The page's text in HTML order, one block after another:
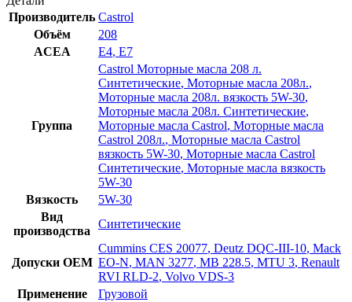
Производитель Castrol
Объём
208
ACEA
E4, E7
Группа
Castrol Моторные масла 208 л.
Синтетические, Моторные масла 208л.,
Моторные масла 208л. вязкость 5W-30,
Моторные масла 208л. Синтетические,
Моторные масла Castrol, Моторные масла
Castrol 208л., Моторные масла Castrol
вязкость 5W-30, Моторные масла Castrol
Синтетические, Моторные масла вязкость
5W-30
Вязкость
5W-30
Вид
производства
Синтетические
Допуски OEM
Cummins CES 20077, Deutz DQC-III-10, Mack
EO-N, MAN 3277, MB 228.5, MTU 3, Renault
RVI RLD-2, Volvo VDS-3
Применение
Грузовой